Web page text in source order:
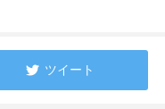
ツイート